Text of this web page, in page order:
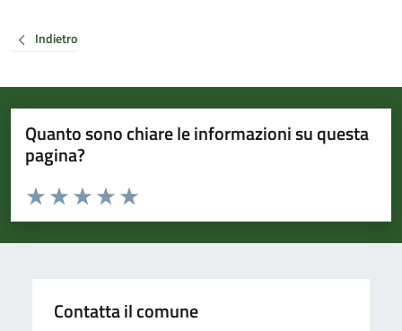
Indietro
Quanto sono chiare le informazioni su questa
pagina?
Valuta da 1 a 5 stelle la pagina
Valuta 5 stelle su 5
Valuta 4 stelle su 5
Valuta 3 stelle su 5
Valuta 2 stelle su 5
Valuta 1 stelle su 5
Contatta il comune